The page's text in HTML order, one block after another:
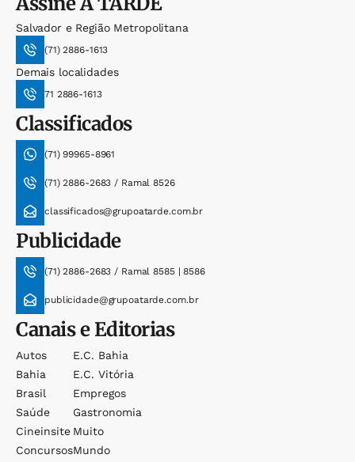
Salvador e Região Metropolitana
(71) 2886-1613
Demais localidades
71 2886-1613
Classificados
(71) 99965-8961
(71) 2886-2683 / Ramal 8526
classificados@grupoatarde.com.br
Publicidade
(71) 2886-2683 / Ramal 8585 | 8586
publicidade@grupoatarde.com.br
Canais e Editorias
Autos
Bahia
Brasil
Saúde
Cineinsite
Concursos
E.c. Bahia
E.c. Vitória
Empregos
Gastronomia
Muito
Mundo